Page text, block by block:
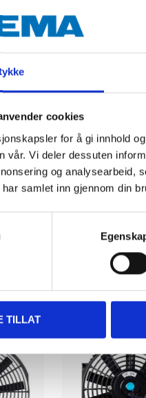
cookies
for å gi innhold
vår. Vi deler dessuten
og analysearbeid,
samlet inn gjennom din
TILLAT